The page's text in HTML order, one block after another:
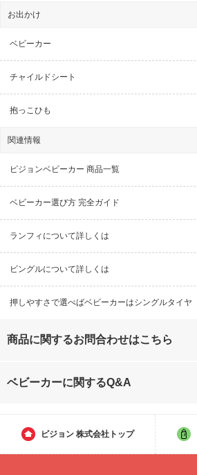
お出かけ
ベビーカー
チャイルドシート
抱っこひも
関連情報
ピジョンベビーカー 商品一覧
ベビーカー選び方 完全ガイド
ランフィについて詳しくは
ビングルについて詳しくは
押しやすさで選べばベビーカーはシングルタイヤ
商品に関するお問合わせはこちら
ベビーカーに関するQ&A
ピジョン 株式会社トップ